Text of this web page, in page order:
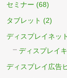
セミナー (68)
タブレット (2)
ディスプレイネッ
ディスプレイ
ディスプレイ広告